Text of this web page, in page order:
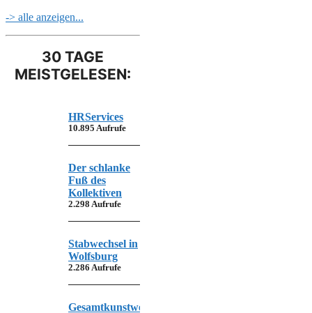
-> alle anzeigen...
30 TAGE
MEISTGELESEN:
HRServices
10.895 Aufrufe
Der schlanke
Fuß des
Kollektiven
2.298 Aufrufe
Stabwechsel in
Wolfsburg
2.286 Aufrufe
Gesamtkunstwerk